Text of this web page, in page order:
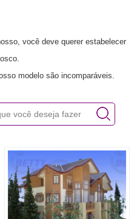
você deve querer estabelecer
modelo são incomparáveis.